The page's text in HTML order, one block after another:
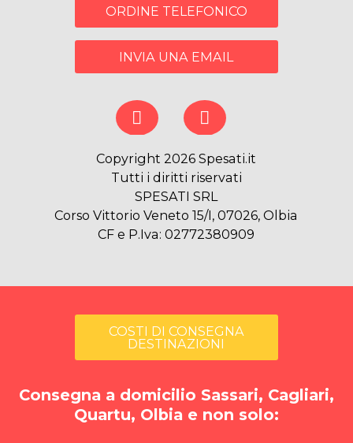
ORDINE TELEFONICO
INVIA UNA EMAIL
Copyright 2026 Spesati.it
Tutti i diritti riservati
SPESATI SRL
Corso Vittorio Veneto 15/I, 07026, Olbia
CF e P.Iva: 02772380909
COSTI DI CONSEGNA
DESTINAZIONI
Consegna a domicilio Sassari, Cagliari,
Quartu, Olbia e non solo: